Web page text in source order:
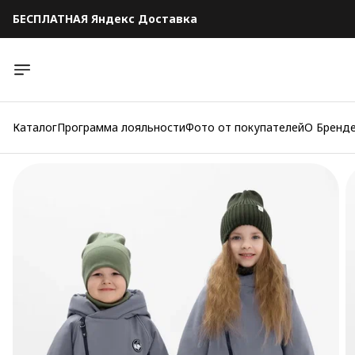
БЕСПЛАТНАЯ Яндекс Доставка
КаталогПрограмма лояльностиФото от покупателейО